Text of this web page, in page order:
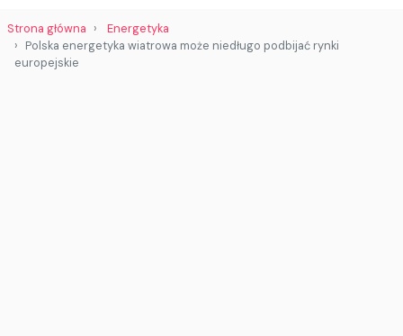
Strona główna
Energetyka
Polska energetyka wiatrowa może niedługo podbijać rynki
europejskie